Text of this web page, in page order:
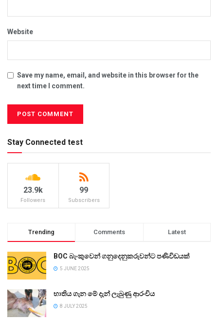
Website
Save my name, email, and website in this browser for the
next time I comment.
Stay Connected test
23.9k
Followers
99
Subscribers
Trending Comments Latest
BOC බැංකුවෙන් ගනුදෙනුකරුවන්ට පණිවිඩයක්
5 JUNE 2025
භාතිය ගැන මේ දැන් ලැබුණු ආරංචිය
8 JULY 2025